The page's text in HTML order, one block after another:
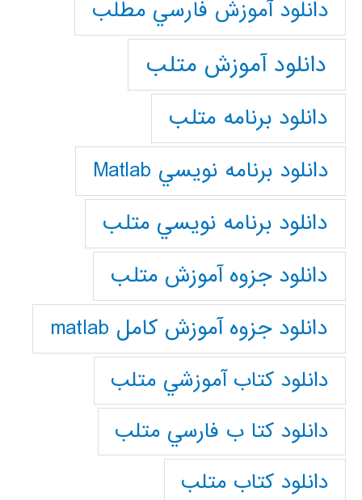
دانلود آموزش فارسي مطلب
دانلود آموزش متلب
دانلود برنامه متلب
دانلود برنامه نويسي Matlab
دانلود برنامه نويسي متلب
دانلود جزوه آموزش متلب
دانلود جزوه آموزش کامل matlab
دانلود كتاب آموزشي متلب
دانلود كتا ب فارسي متلب
دانلود كتاب متلب